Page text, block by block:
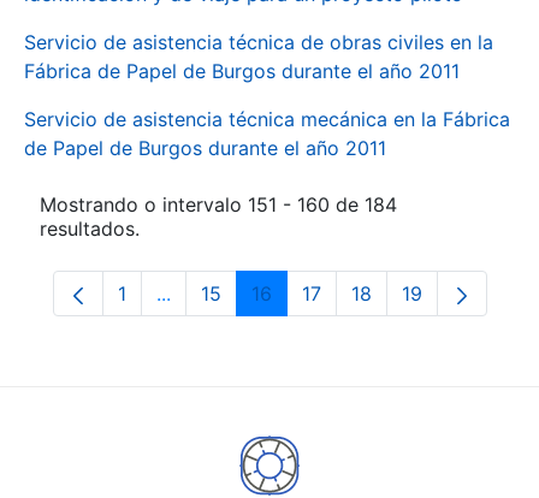
Servicio de asistencia técnica de obras civiles en la
Fábrica de Papel de Burgos durante el año 2011
Servicio de asistencia técnica mecánica en la Fábrica
de Papel de Burgos durante el año 2011
Mostrando o intervalo 151 - 160 de 184
resultados.
Páxina
1 ...Páxinas intermedias Use pestaña para
Páxina
15 Páxina
16 Páxina
17 Páxina
18 Páxina
19